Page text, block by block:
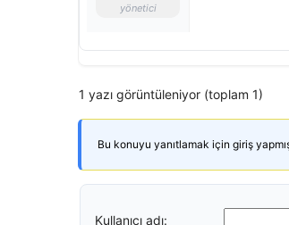
yönetici
1 yazı görüntüleniyor (toplam 1)
Bu konuyu yanıtlamak için giriş yapmış
Kullanıcı adı: